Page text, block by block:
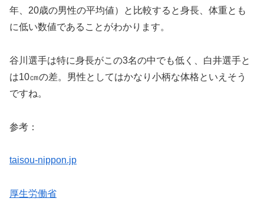
年、20歳の男性の平均値）と比較すると身長、体重とも
に低い数値であることがわかります。
谷川選手は特に身長がこの3名の中でも低く、白井選手と
は10㎝の差。男性としてはかなり小柄な体格といえそう
ですね。
参考：
taisou-nippon.jp
厚生労働省